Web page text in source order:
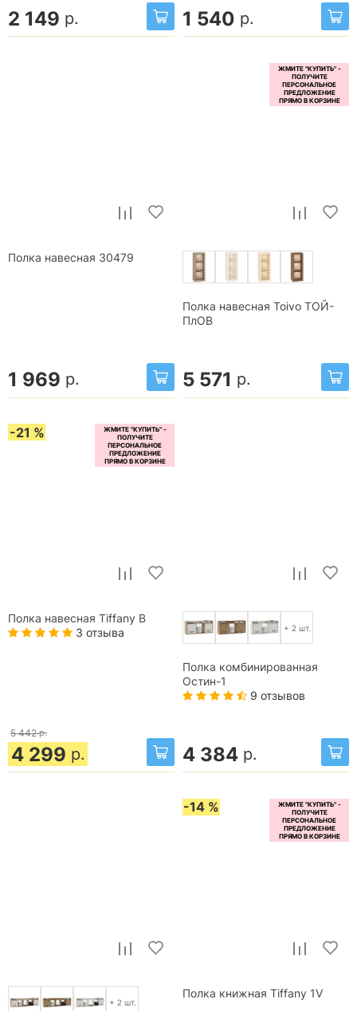
2 149 р. 1 540 р.
Полка навесная 30479
1 969 р.
Полка навесная Toivo ТОЙ-
ПлОВ
5 571 р.
-21 %
Полка навесная Tiffany В
3 отзыва
5 442 р.
4 299 р.
+ 2 шт.
Полка комбинированная
Остин-1
9 отзывов
4 384 р.
+ 2 шт.
-14 %
Полка книжная Tiffany 1V